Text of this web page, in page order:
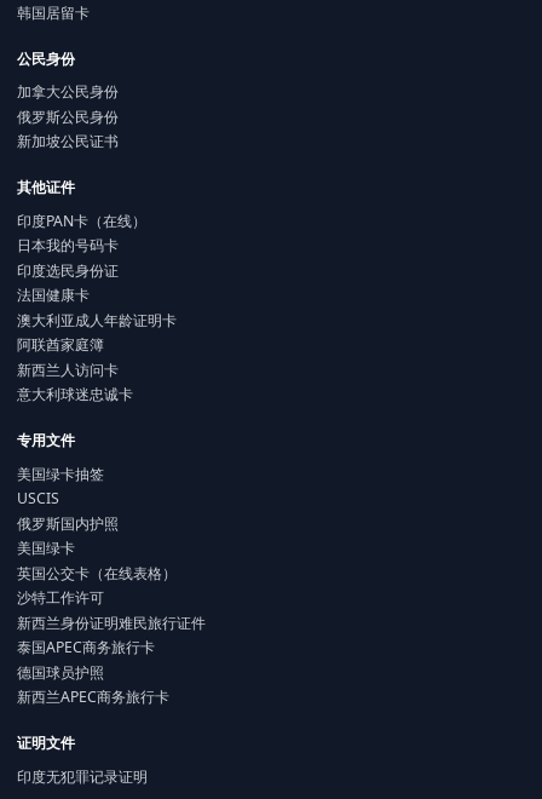
韩国居留卡
公民身份
加拿大公民身份
俄罗斯公民身份
新加坡公民证书
其他证件
印度PAN卡（在线）
日本我的号码卡
印度选民身份证
法国健康卡
澳大利亚成人年龄证明卡
阿联酋家庭簿
新西兰人访问卡
意大利球迷忠诚卡
专用文件
美国绿卡抽签
USCIS
俄罗斯国内护照
美国绿卡
英国公交卡（在线表格）
沙特工作许可
新西兰身份证明难民旅行证件
泰国APEC商务旅行卡
德国球员护照
新西兰APEC商务旅行卡
证明文件
印度无犯罪记录证明